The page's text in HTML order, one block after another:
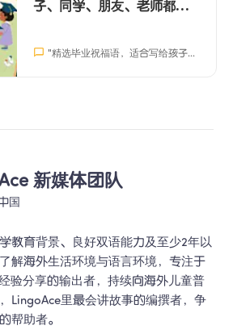
子、同学、朋友、老师都合
" 精选毕业祝福语，适合写给孩子、同学、朋友和老师。轻松、真诚的句子，帮助你表达最真挚的祝福。
新媒体团队
国
教育背景、良好双语能力及至少2年以
解海外生活环境与语言环境，专注于
验分享的输出者，持续向海外儿童普
LingoAce里最会讲故事的编撰者，争
帮助者。